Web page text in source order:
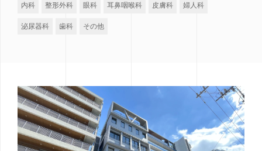
内科 整形外科 眼科 耳鼻咽喉科 皮膚科 婦人科
泌尿器科 歯科 その他